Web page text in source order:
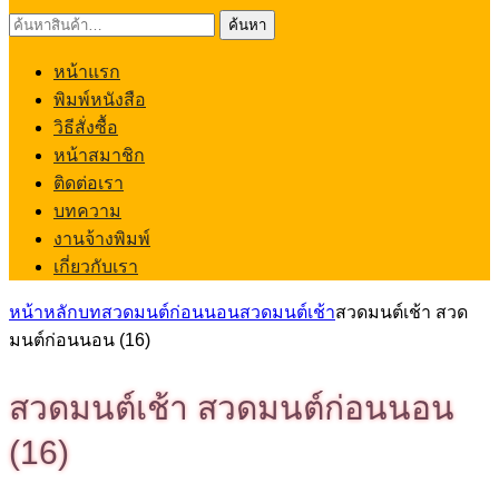
ค้นหา: ค้นหา
หน้าแรก
พิมพ์หนังสือ
วิธีสั่งซื้อ
หน้าสมาชิก
ติดต่อเรา
บทความ
งานจ้างพิมพ์
เกี่ยวกับเรา
หน้าหลักบทสวดมนต์ก่อนนอนสวดมนต์เช้าสวดมนต์เช้า สวด
มนต์ก่อนนอน (16)
สวดมนต์เช้า สวดมนต์ก่อนนอน
(16)